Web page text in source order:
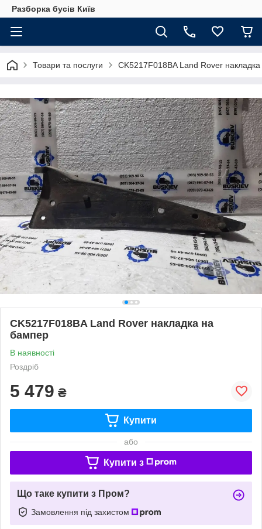
Разборка бусів Київ
Товари та послуги CK5217F018BA Land Rover
CK5217F018BA Land Rover накладка на
бампер
В наявності
Роздріб
5 479 ₴
Купити
або
Купити з
Що таке купити з Пром?
Замовлення під захистом